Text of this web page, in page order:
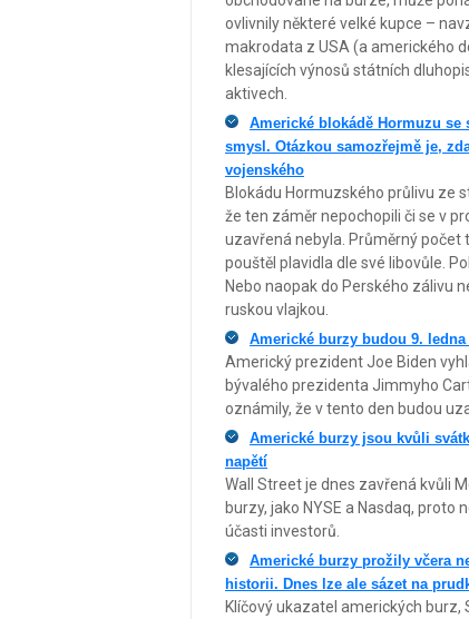
ovlivnily některé velké kupce –
makrodata z USA (a amerického
klesajících výnosů státních
aktivech.
Americké blokádě Hormuzu
smysl. Otázkou samozřejmě je,
vojenského
Blokádu Hormuzského průlivu ze
že ten záměr nepochopili či se v
uzavřená nebyla. Průměrný počet
pouštěl plavidla dle své libovůle.
Nebo naopak do Perského zálivu
ruskou vlajkou.
Americké burzy budou 9.
Americký prezident Joe Biden
bývalého prezidenta Jimmyho
oznámily, že v tento den budou
Americké burzy jsou kvůli
napětí
Wall Street je dnes zavřená kvůli
burzy, jako NYSE a Nasdaq, proto
účasti investorů.
Americké burzy prožily včera
historii. Dnes lze ale sázet na
Klíčový ukazatel amerických burz,